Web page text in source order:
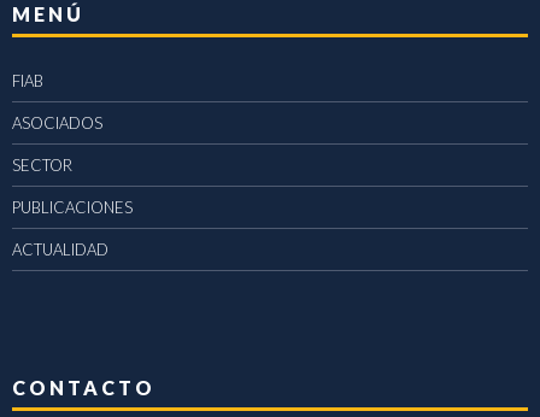
MENÚ
FIAB
ASOCIADOS
SECTOR
PUBLICACIONES
ACTUALIDAD
CONTACTO